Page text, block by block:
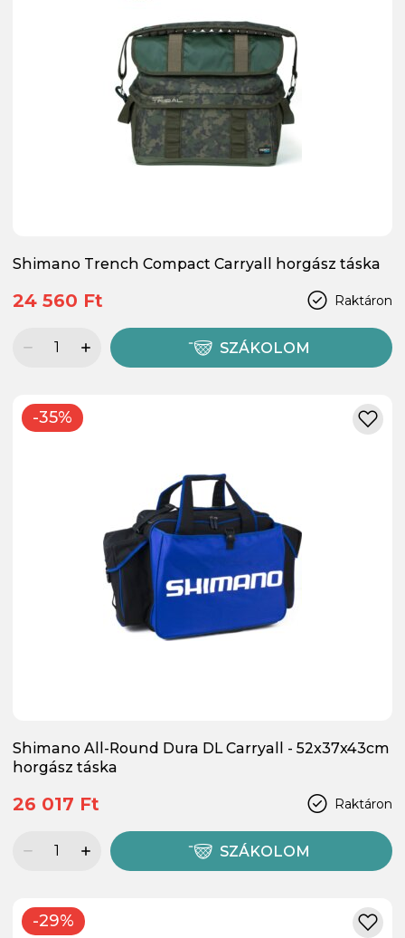
Shimano Trench Compact Carryall horgász táska
Raktáron
24 560 Ft
SZÁKOLOM
-35%
Shimano All-Round Dura DL Carryall - 52x37x43cm
horgász táska
Raktáron
26 017 Ft
SZÁKOLOM
-29%